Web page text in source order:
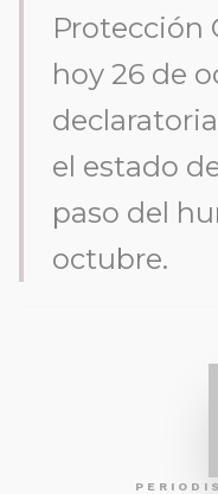
Protección
hoy 26 de
el estado
paso del
octubre.